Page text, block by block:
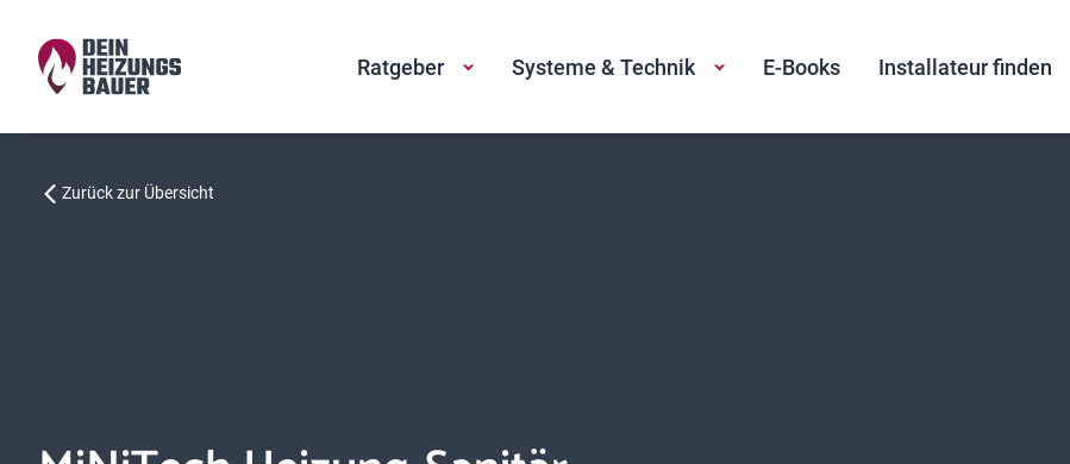
Ratgeber Systeme & Technik E-Books Installateur finden
Zurück zur Übersicht